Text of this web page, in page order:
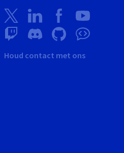
Houd contact met ons